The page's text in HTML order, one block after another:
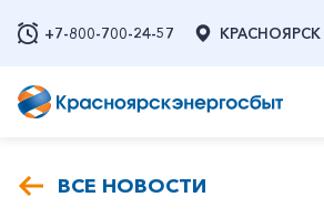
+7-800-700-24-57 КРАСНОЯРСК
ВСЕ НОВОСТИ